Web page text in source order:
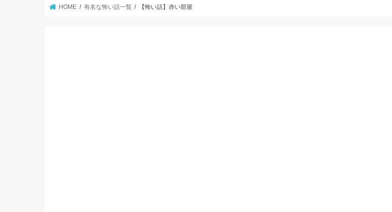
HOME 有名な怖い話一覧 【怖い話】赤い部屋